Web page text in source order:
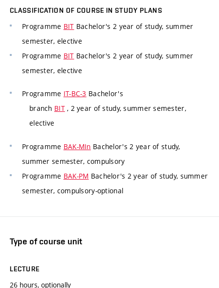
CLASSIFICATION OF COURSE IN STUDY PLANS
Programme BIT Bachelor's 2 year of study, summer
semester, elective
Programme BIT Bachelor's 2 year of study, summer
semester, elective
Programme IT-BC-3 Bachelor's
branch BIT, 2 year of study, summer semester,
elective
Programme BAK-MIn Bachelor's 2 year of study,
summer semester, compulsory
Programme BAK-PM Bachelor's 2 year of study, summer
semester, compulsory-optional
Type of course unit
LECTURE
26 hours, optionally